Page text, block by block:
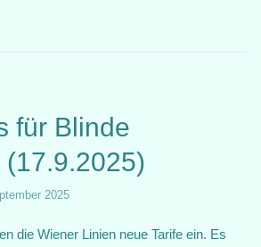
für Blinde
2025
die Wiener Linien neue Tarife ein. Es